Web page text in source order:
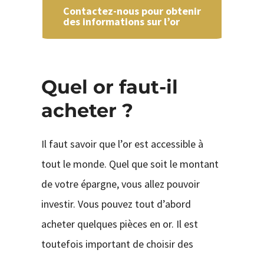
Contactez-nous pour obtenir
des informations sur l’or
Quel or faut-il
acheter ?
Il faut savoir que l’or est accessible à
tout le monde. Quel que soit le montant
de votre épargne, vous allez pouvoir
investir. Vous pouvez tout d’abord
acheter quelques pièces en or. Il est
toutefois important de choisir des